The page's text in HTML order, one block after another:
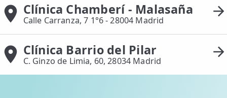
Clínica Chamberí - Malasaña
Calle Carranza, 7 1°6 - 28004 Madrid
Clínica Barrio del Pilar
C. Ginzo de Limia, 60, 28034 Madrid